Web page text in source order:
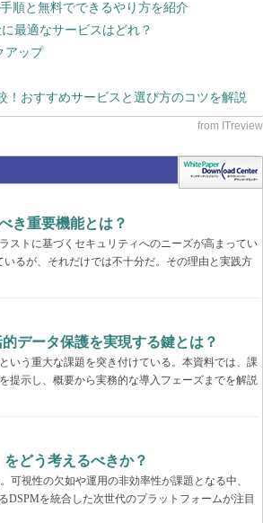
順と無料でできるやり方を紹介
最適なサービスはどれ？
アップ
！おすすめサービスと選び方のコツを解説
き重要機能とは？
ストに基づくセキュリティへのニーズが高まってい
るが、それだけでは不十分だ。その理由と実践方
データ保護を実現する鍵とは？
いう重大な課題を突き付けている。本資料では、課
提示し、概要から実務的な導入フェーズまでを解説
どう考えるべきか？
可視性の欠如や運用の非効率性が課題となる中、
を統合した次世代のプラットフォームが注目